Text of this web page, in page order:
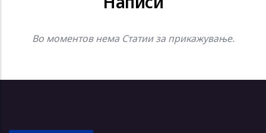
Во моментов нема Cтатии за прикажување.